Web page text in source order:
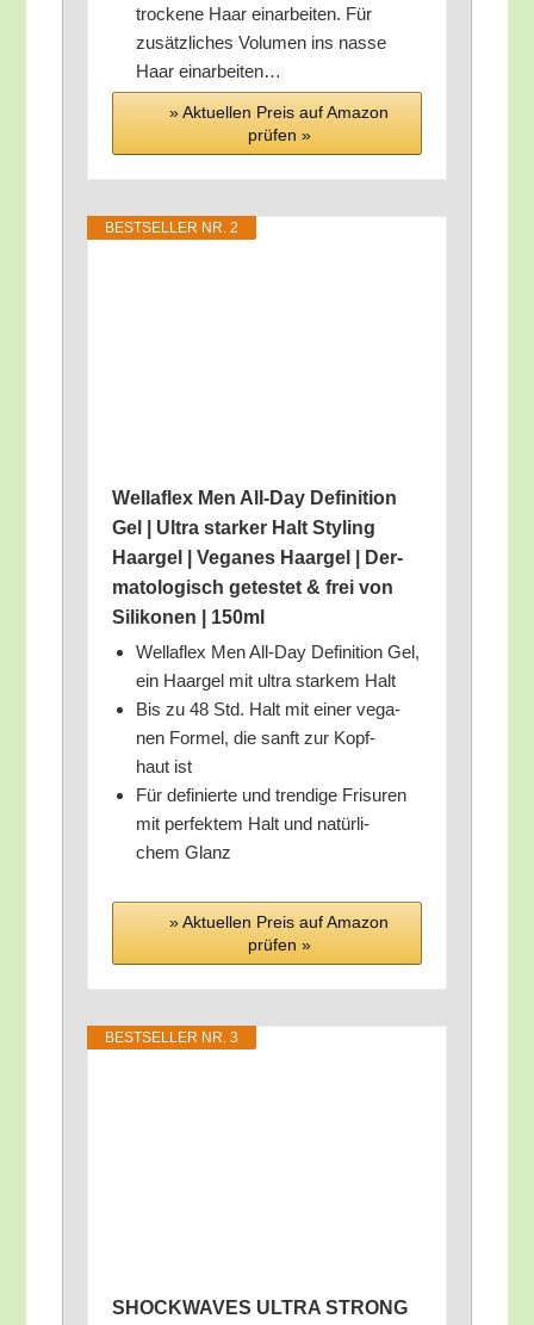
tro­cke­ne Haar ein­ar­bei­ten. Für
zusätz­li­ches Volu­men ins nas­se
Haar einarbeiten…
» Aktu­el­len Preis auf Ama­zon
prü­fen »
BEST­SEL­LER NR. 2
Wel­laflex Men All-Day Defi­ni­ti­on
Gel | Ultra star­ker Halt Sty­ling
Haar­gel | Vega­nes Haar­gel | Der­
ma­to­lo­gisch getes­tet & frei von
Sili­ko­nen | 150ml
Wel­laflex Men All-Day Defi­ni­ti­on Gel,
ein Haar­gel mit ultra star­kem Halt
Bis zu 48 Std. Halt mit einer vega­
nen For­mel, die sanft zur Kopf­
haut ist
Für defi­nier­te und tren­di­ge Fri­su­ren
mit per­fek­tem Halt und natür­li­
chem Glanz
» Aktu­el­len Preis auf Ama­zon
prü­fen »
BEST­SEL­LER NR. 3
SHOCKWAVES ULTRA STRONG